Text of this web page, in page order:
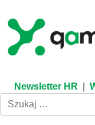
content
Newsletter HR